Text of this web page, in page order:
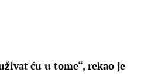
ću u tome“, rekao je